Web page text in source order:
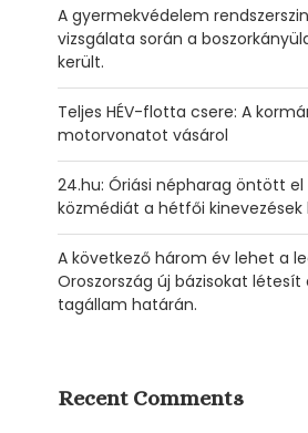
A gyermekvédelem
vizsgálata során a
került.
Teljes HÉV-flotta csere: A
motorvonatot vásárol
24.hu: Óriási népharag öntött
közmédiát a hétfői
A következő három év lehet a
Oroszország új bázisokat létesít
tagállam határán.
Recent Comments